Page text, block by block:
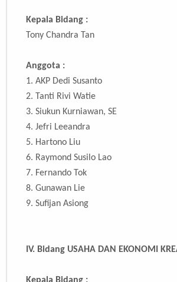
Kepala Bidang :
Tony Chandra Tan
Anggota :
1. AKP Dedi Susanto
2. Tanti Rivi Watie
3. Siukun Kurniawan, SE
4. Jefri Leeandra
5. Hartono Liu
6. Raymond Susilo Lao
7. Fernando Tok
8. Gunawan Lie
9. Sufijan Asiong
IV. Bidang USAHA DAN EKONOMI